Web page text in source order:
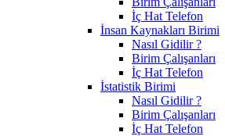
İç Hat Telefon
İnsan Kaynakları Birimi
Nasıl Gidilir ?
Birim Çalışanları
İç Hat Telefon
İstatistik Birimi
Nasıl Gidilir ?
Birim Çalışanları
İç Hat Telefon